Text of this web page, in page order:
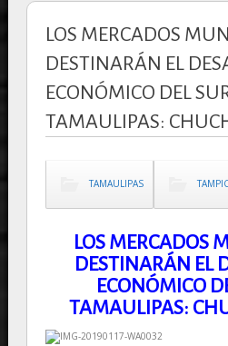
LOS MERCADOS
DESTINARÁN EL
ECONÓMICO DEL
TAMAULIPAS:
TAMAULIPAS
LOS MERCADOS
DESTINARÁN EL
ECONÓMICO
TAMAULIPAS: